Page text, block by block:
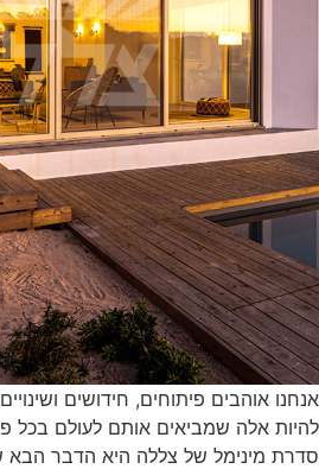
אנחנו אוהבים פיתוחים, חידושים
להיות אלה שמביאים אותם לעולם בכל
סדרת מינימל של צללה היא הדבר הבא